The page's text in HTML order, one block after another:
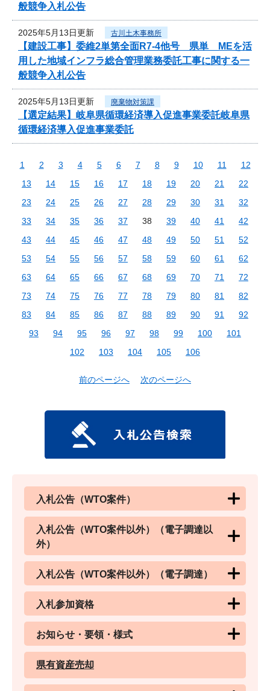
般競争入札公告
2025年5月13日更新 古川土木事務所
【建設工事】委維2単第全面R7-4他号 県単 MEを活
用した地域インフラ総合管理業務委託工事に関する一
般競争入札公告
2025年5月13日更新 廃棄物対策課
【選定結果】岐阜県循環経済導入促進事業委託岐阜県
循環経済導入促進事業委託
1 2 3 4 5 6 7 8 9 10 11
12
13
14 15 16 17 18 19 20 21
22
23
24 25 26 27 28 29 30 31
32
33
34 35 36 37 38 39 40 41
42
43
44 45 46 47 48 49 50 51
52
53
54 55 56 57 58 59 60 61
62
63
64 65 66 67 68 69 70 71
72
73
74 75 76 77 78 79 80 81
82
83
84 85 86 87 88 89 90 91
92
93
94 95 96 97 98 99 100
101
102
103 104 105 106
前のページへ 次のページへ
入札公告（WTO案件）
入札公告（WTO案件以外）（電子調達以
外）
入札公告（WTO案件以外）（電子調達）
入札参加資格
お知らせ・要領・様式
県有資産売却